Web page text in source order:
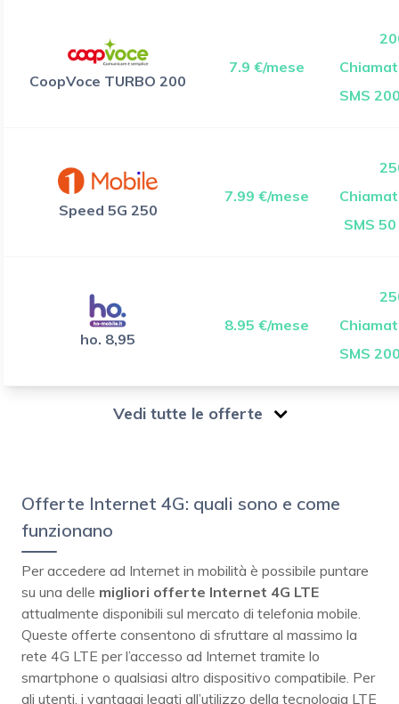
CoopVoce TURBO 200
7.9 €/mese
SMS
Speed 5G 250
7.99 €/mese
SMS
ho. 8,95
8.95 €/mese
SMS
Vedi tutte le offerte
Offerte Internet 4G: quali sono e come
funzionano
Per accedere ad Internet in mobilità è possibile puntare
su una delle migliori offerte Internet 4G LTE
attualmente disponibili sul mercato di telefonia mobile.
Queste offerte consentono di sfruttare al massimo la
rete 4G LTE per l’accesso ad Internet tramite lo
smartphone o qualsiasi altro dispositivo compatibile. Per
gli utenti, i vantaggi legati all’utilizzo della tecnologia LTE